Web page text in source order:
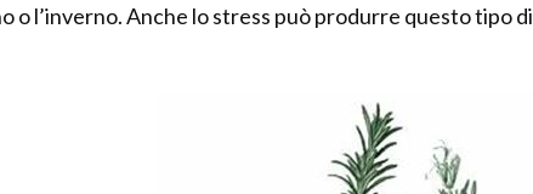
o l’inverno. Anche lo stress può produrre questo tipo di